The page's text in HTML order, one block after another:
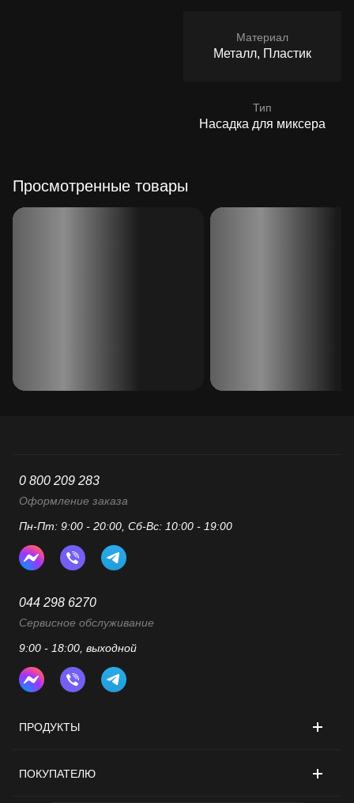
Материал
Металл, Пластик
Тип
Насадка для миксера
Просмотренные товары
ПРОДУКТЫ
ПОКУПАТЕЛЮ
0 800 209 283
Оформление заказа
Пн-Пт: 9:00 - 20:00, Сб-Вс: 10:00 - 19:00
044 298 6270
Сервисное обслуживание
9:00 - 18:00, выходной